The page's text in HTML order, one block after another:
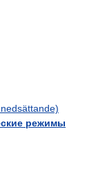
режимы